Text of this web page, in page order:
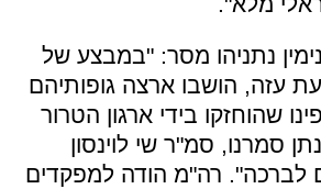
נתניהו מסר: "במבצע של
עזה, הושבו ארצה גופותיהם
שהוחזקו בידי ארגון הטרור
סמרנו, סמ"ר שי לוינסון
לברכה". רה"מ הודה למפקדים